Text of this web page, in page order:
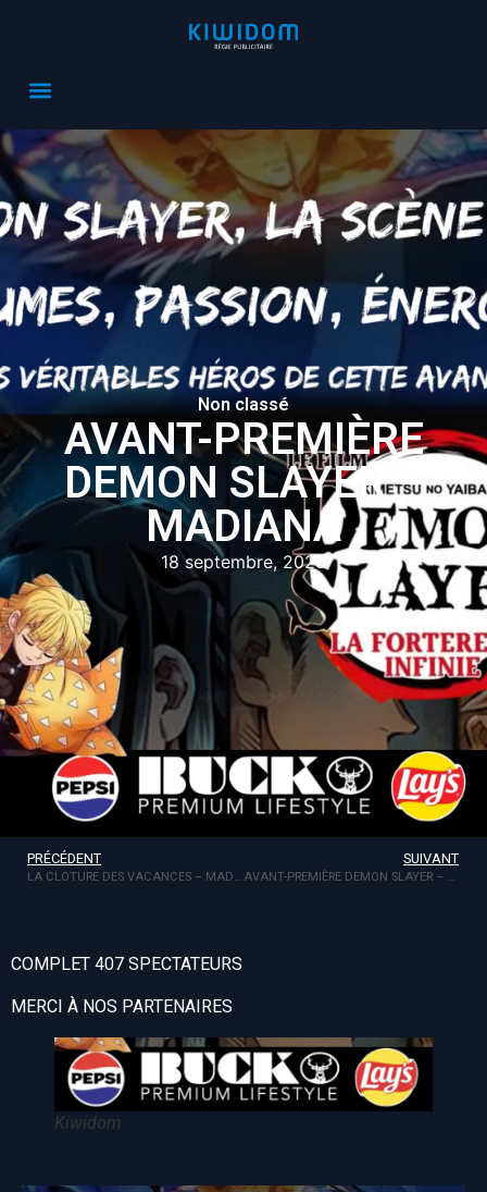
Non classé
AVANT-PREMIÈRE
DEMON SLAYER –
MADIANA
18 septembre, 2025
PRÉCÉDENT
LA CLOTURE DES VACANCES – MADIANA
SUIVANT
AVANT-PREMIÈRE DEMON SLAYER – TDS
COMPLET 407 SPECTATEURS
MERCI À NOS PARTENAIRES
Kiwidom